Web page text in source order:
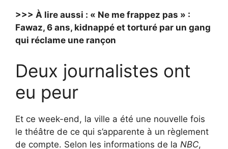
>>> À lire aussi : « Ne me frappez pas » :
Fawaz, 6 ans, kidnappé et torturé par un gang
qui réclame une rançon
Deux journalistes ont
eu peur
Et ce week-end, la ville a été une nouvelle fois
le théâtre de ce qui s’apparente à un règlement
de compte. Selon les informations de la NBC,